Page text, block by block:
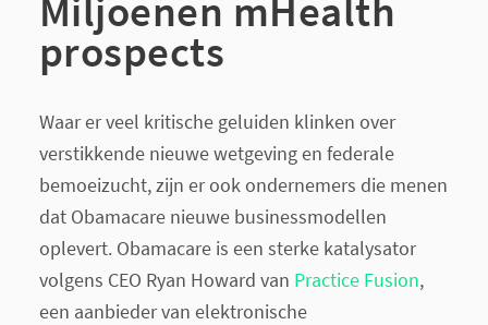
Miljoenen mHealth
prospects
Waar er veel kritische geluiden klinken over
verstikkende nieuwe wetgeving en federale
bemoeizucht, zijn er ook ondernemers die menen
dat Obamacare nieuwe businessmodellen
oplevert. Obamacare is een sterke katalysator
volgens CEO Ryan Howard van Practice Fusion,
een aanbieder van elektronische